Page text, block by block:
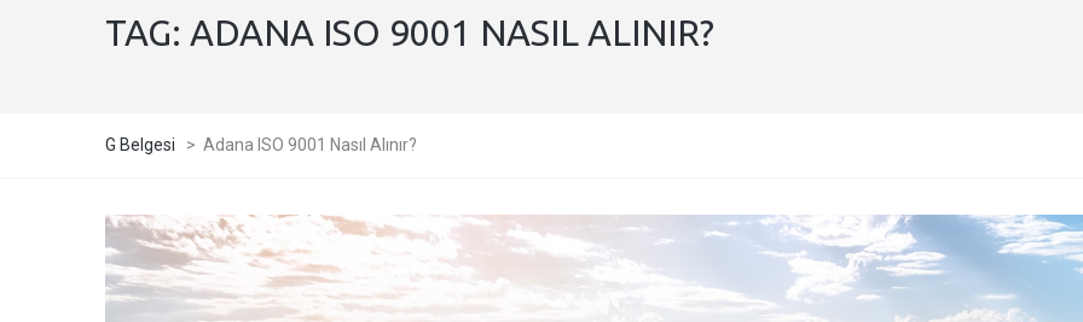
TAG: ADANA ISO 9001 NASIL ALINIR?
G Belgesi > Adana ISO 9001 Nasıl Alınır?